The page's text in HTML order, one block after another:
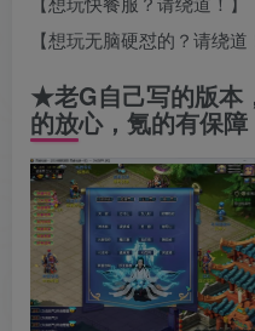
【想玩无脑硬怼的？请绕道
★老G自己写的版本
的放心，氪的有保障